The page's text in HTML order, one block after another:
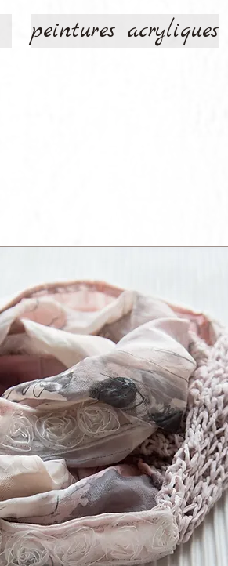
peintures acryliques